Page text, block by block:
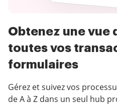
Obtenez une vue
toutes vos
formulaires
Gérez et suivez vos
de A à Z dans un seul hub